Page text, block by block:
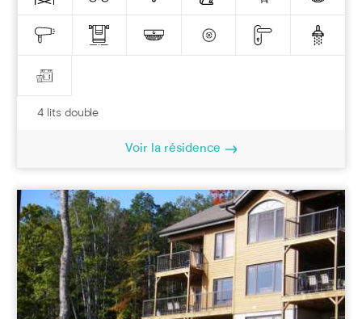
4 lits double
Voir la résidence